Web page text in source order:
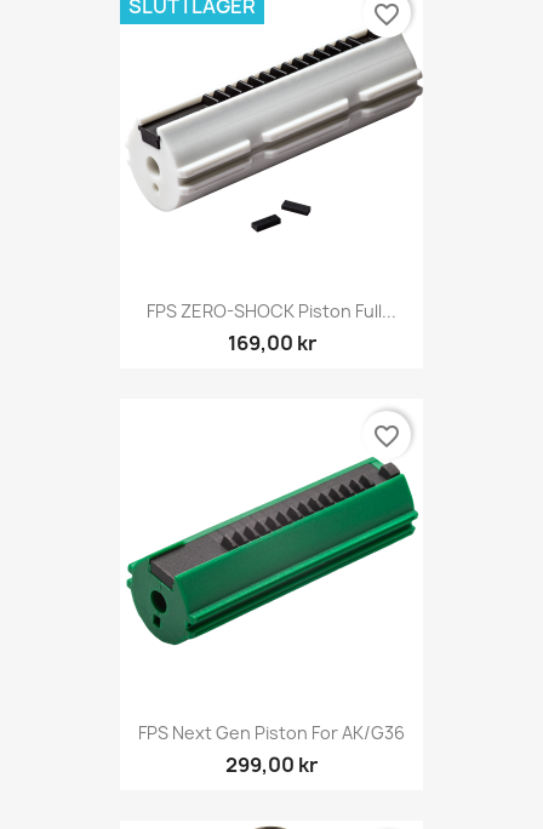
FPS ZERO-SHOCK Piston Full...
169,00 kr
SLUT I LAGER favorite_border
FPS Next Gen Piston For AK/G36
299,00 kr
favorite_border